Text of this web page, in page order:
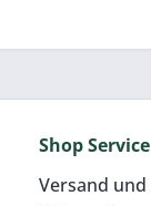
mm
Shop Service
Versand